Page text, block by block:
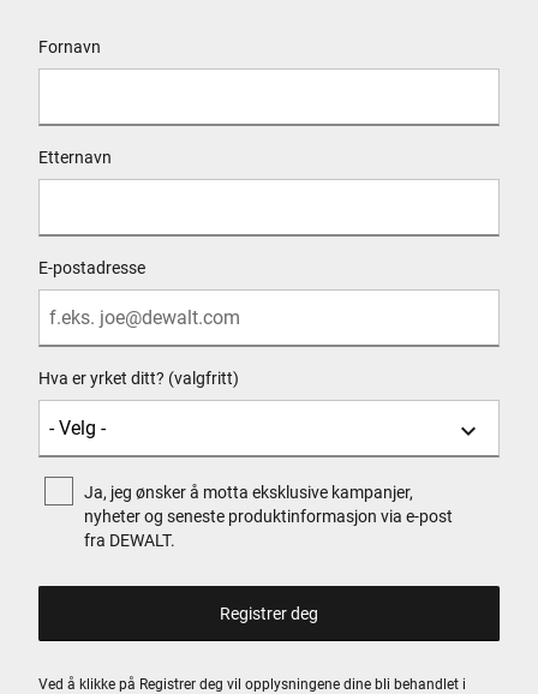
Fornavn
Etternavn
E-postadresse
Hva er yrket ditt? (valgfritt)
Ja, jeg ønsker å motta eksklusive kampanjer,
nyheter og seneste produktinformasjon via e-post
fra DEWALT.
Ved å klikke på Registrer deg vil opplysningene dine bli behandlet i